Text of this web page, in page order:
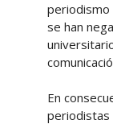
periodismo
se han
En
periodistas